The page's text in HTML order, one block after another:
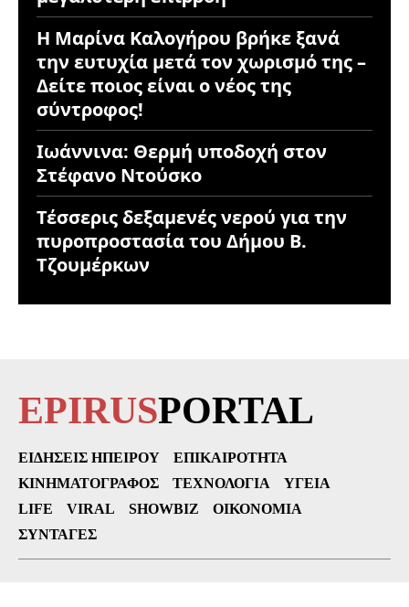
Η Μαρίνα Καλογήρου βρήκε ξανά
την ευτυχία μετά τον χωρισμό της –
Δείτε ποιος είναι ο νέος της
σύντροφος!
Ιωάννινα: Θερμή υποδοχή στον
Στέφανο Ντούσκο
Τέσσερις δεξαμενές νερού για την
πυροπροστασία του Δήμου Β.
Τζουμέρκων
EPIRUSPORTAL
ΕΙΔΉΣΕΙΣ ΗΠΕΊΡΟΥ
ΕΠΙΚΑΙΡΌΤΗΤΑ
ΚΙΝΗΜΑΤΟΓΡΆΦΟΣ
ΤΕΧΝΟΛΟΓΊΑ
ΥΓΕΊΑ
LIFE
VIRAL SHOWBIZ
ΟΙΚΟΝΟΜΊΑ
ΣΥΝΤΑΓΈΣ